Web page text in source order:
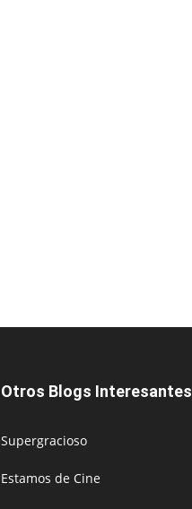
Otros Blogs Interesantes
Supergracioso
Estamos de Cine